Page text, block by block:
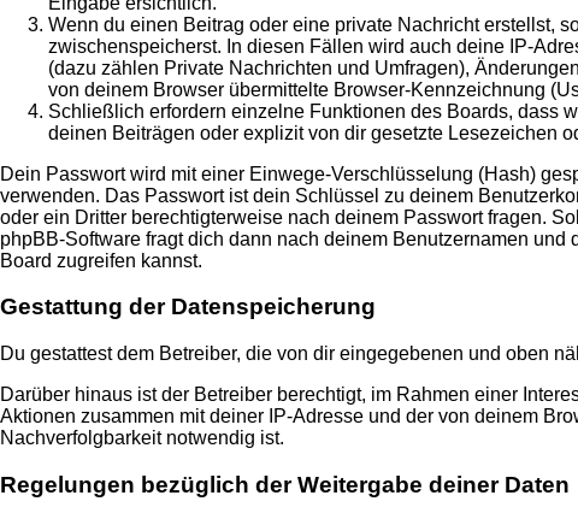
Wenn du einen Beitrag oder eine private Nachricht erstellst,
zwischenspeicherst. In diesen Fällen wird auch deine IP-
(dazu zählen Private Nachrichten und Umfragen),
von deinem Browser übermittelte Browser-Kennzeichnung
Schließlich erfordern einzelne Funktionen des Boards, dass
deinen Beiträgen oder explizit von dir gesetzte Lesezeichen
Dein Passwort wird mit einer Einwege-Verschlüsselung (Hash)
verwenden. Das Passwort ist dein Schlüssel zu deinem
oder ein Dritter berechtigterweise nach deinem Passwort fragen.
phpBB-Software fragt dich dann nach deinem Benutzernamen
Board zugreifen kannst.
Gestattung der Datenspeicherung
Du gestattest dem Betreiber, die von dir eingegebenen und oben
Darüber hinaus ist der Betreiber berechtigt, im Rahmen einer
Aktionen zusammen mit deiner IP-Adresse und der von deinem
Nachverfolgbarkeit notwendig ist.
Regelungen bezüglich der Weitergabe deiner Daten